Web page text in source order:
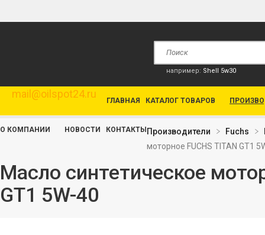
например: Shell 5w30
mail@oilspot24.ru
ГЛАВНАЯ КАТАЛОГ ТОВАРОВ
О КОМПАНИИ НОВОСТИ КОНТАКТЫ Производители Fuchs
моторное FUCHS TITAN GT1
Масло синтетическое
GT1 5W-40